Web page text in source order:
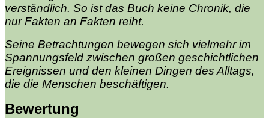
verständlich. So ist das Buch keine Chronik, die
nur Fakten an Fakten reiht.
Seine Betrachtungen bewegen sich vielmehr im
Spannungsfeld zwischen großen geschichtlichen
Ereignissen und den kleinen Dingen des Alltags,
die die Menschen beschäftigen.
Bewertung